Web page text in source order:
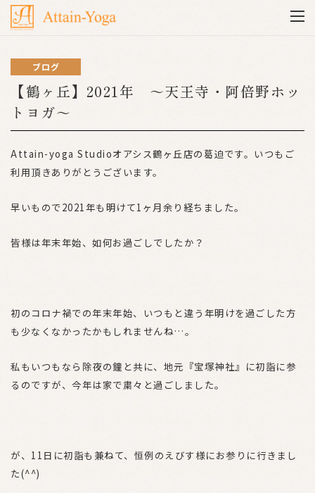
ブログ
【鶴ヶ丘】2021年 ～天王寺・阿倍野ホッ
トヨガ～
Attain-yoga Studioオアシス鶴ヶ丘店の葛迫です。いつもご
利用頂きありがとうございます。
早いもので2021年も明けて1ヶ月余り経ちました。
皆様は年末年始、如何お過ごしでしたか？
初のコロナ禍での年末年始、いつもと違う年明けを過ごした方
も少なくなかったかもしれませんね…。
私もいつもなら除夜の鐘と共に、地元『宝塚神社』に初詣に参
るのですが、今年は家で粛々と過ごしました。
が、11日に初詣も兼ねて、恒例のえびす様にお参りに行きまし
た(^^)